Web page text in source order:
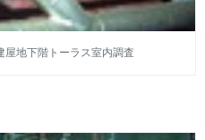
地下階トーラス室内調査